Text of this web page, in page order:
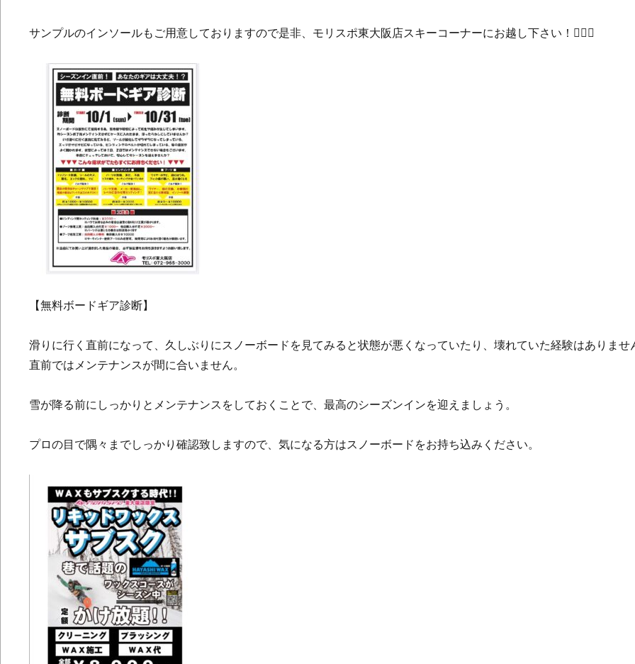
サンプルのインソールもご用意しておりますので是非、モリスポ東大阪店スキーコーナーにお越し下さい！💁🏻‍♂️
【無料ボードギア診断】
滑りに行く直前になって、久しぶりにスノーボードを見てみると状態が悪くなっていたり、壊れていた経験はありませ
直前ではメンテナンスが間に合いません。
雪が降る前にしっかりとメンテナンスをしておくことで、最高のシーズンインを迎えましょう。
プロの目で隅々までしっかり確認致しますので、気になる方はスノーボードをお持ち込みください。